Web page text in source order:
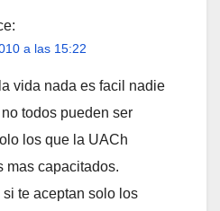
a las 15:22
vida nada es facil nadie
todos pueden ser
los que la UACh
mas capacitados.
si te aceptan solo los